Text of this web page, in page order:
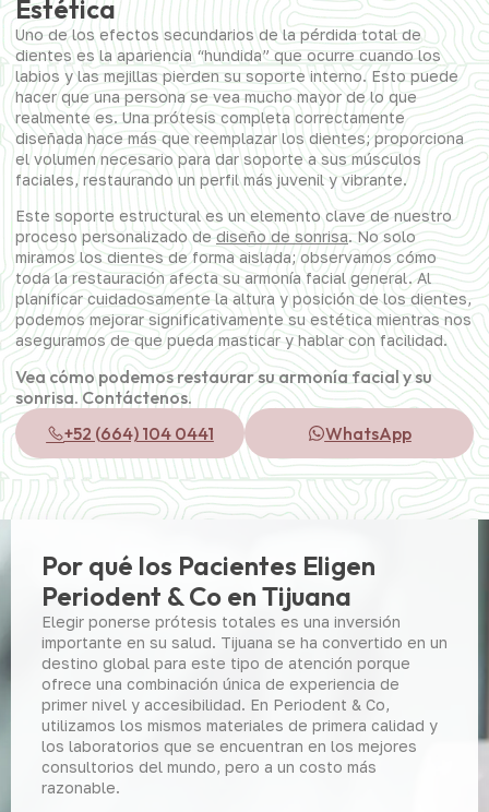
Estética
Uno de los efectos secundarios de la pérdida total de
dientes es la apariencia “hundida” que ocurre cuando los
labios y las mejillas pierden su soporte interno. Esto puede
hacer que una persona se vea mucho mayor de lo que
realmente es. Una prótesis completa correctamente
diseñada hace más que reemplazar los dientes; proporciona
el volumen necesario para dar soporte a sus músculos
faciales, restaurando un perfil más juvenil y vibrante.
Este soporte estructural es un elemento clave de nuestro
proceso personalizado dediseño de sonrisa. No solo
miramos los dientes de forma aislada; observamos cómo
toda la restauración afecta su armonía facial general. Al
planificar cuidadosamente la altura y posición de los dientes,
podemos mejorar significativamente su estética mientras nos
aseguramos de que pueda masticar y hablar con facilidad.
Vea cómo podemos restaurar su armonía facial y su
sonrisa. Contáctenos.
+52 (664) 104 0441
WhatsApp
Por qué los Pacientes Eligen
Periodent & Co en Tijuana
Elegir ponerse prótesis totales es una inversión
importante en su salud. Tijuana se ha convertido en un
destino global para este tipo de atención porque
ofrece una combinación única de experiencia de
primer nivel y accesibilidad. En Periodent & Co,
utilizamos los mismos materiales de primera calidad y
los laboratorios que se encuentran en los mejores
consultorios del mundo, pero a un costo más
razonable.